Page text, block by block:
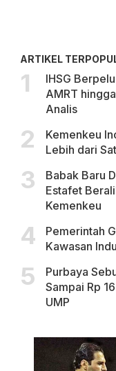
ARTIKEL
IHSG
AMRT
Analis
Kemenkeu
Lebih dari
Babak Baru
Estafet
Kemenkeu
Pemerintah
Kawasan
Purbaya
Sampai Rp
UMP